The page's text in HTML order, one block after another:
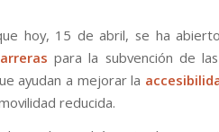
hoy, 15 de abril, se ha
para la subvención de
ayudan a mejorar la
reducida.